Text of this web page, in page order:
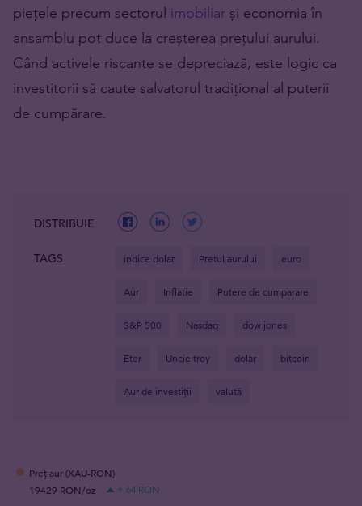
piețele precum sectorul imobiliar și economia în
ansamblu pot duce la creșterea prețului aurului.
Când activele riscante se depreciază, este logic ca
investitorii să caute salvatorul tradițional al puterii
de cumpărare.
DISTRIBUIE
TAGS indice dolar Pretul aurului euro
Aur Inflatie Putere de cumparare
S&P 500 Nasdaq dow jones
Eter Uncie troy dolar bitcoin
Aur de investiții valută
Preț aur (XAU-RON)
19429 RON/oz
+ 64 RON